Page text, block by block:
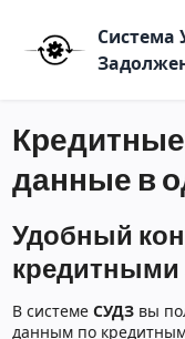
Система
Кредитные
данные в
Удобный
кредитными
В системе СУДЗвы
данным по